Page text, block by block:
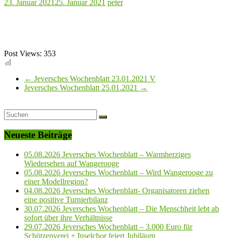
23. Januar 2021 25. Januar 2021 peter
Post Views: 353
← Jeversches Wochenblatt 23.01.2021 V
Jeversches Wochenblatt 25.01.2021 →
Neueste Beiträge
05.08.2026 Jeversches Wochenblatt – Warmherziges
Wiedersehen auf Wangerooge
05.08.2026 Jeversches Wochenblatt – Wird Wangerooge zu
einer Modellregion?
04.08.2026 Jeversches Wochenblatt- Organisatoren ziehen
eine positive Turnierbilanz
30.07.2026 Jeversches Wochenblatt – Die Menschheit lebt ab
sofort über ihre Verhältnisse
29.07.2026 Jeversches Wochenblatt – 3.000 Euro für
Schützenverei + Inselchor feiert Jubiläum